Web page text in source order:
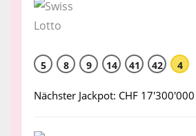
5 8 9 14 41 42 4
Nächster Jackpot: CHF 17'300'000